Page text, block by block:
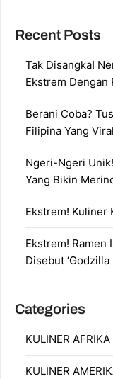
Recent Posts
Tak Disangka!
Ekstrem Dengan
Berani Coba?
Filipina Yang
Ngeri-Ngeri
Yang Bikin
Ekstrem! Kuliner
Ekstrem! Ramen
Disebut ‘Godzilla
Categories
KULINER AFRIKA
KULINER